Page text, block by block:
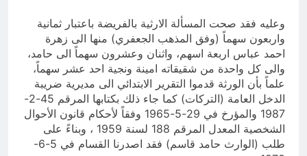
وعليه فقد صحت المسألة الارثية بالفريضة باعتبار ثمانية
واربعون سهماً (وفق المذهب الجعفري) منها الى زهرة
احمد عباس اربعة اسهم، واثنان وعشرون سهماً الى حامد،
والى كل واحدة من شقيقاته امينة ونجية احد عشر سهماً،
علماً بأن الورثة قدموا التقرير الابتدائي الى مديرية ضريبة
الدخل العامة (التركات) كما جاء ذلك بكتابها المرقم 45-2-
1987 والمؤرخ في 29-5-1965 وفقاً لأحكام قانون الأحوال
الشخصية المعدل المرقم 188 لسنة 1959 ، وبناءً على
طلب (الوارث حامد قاسم) فقد اصدرنا القسام في 5-6-